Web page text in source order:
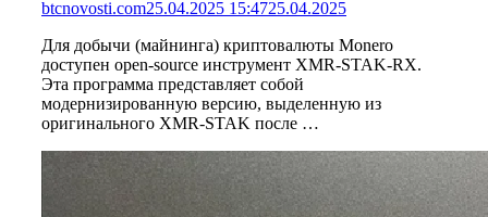
btcnovosti.com25.04.2025 15:4725.04.2025
Для добычи (майнинга) криптовалюты Monero
доступен open-source инструмент XMR-STAK-RX.
Эта программа представляет собой
модернизированную версию, выделенную из
оригинального XMR-STAK после …